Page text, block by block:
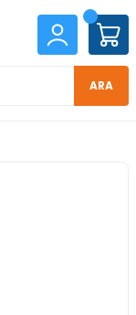
ARA